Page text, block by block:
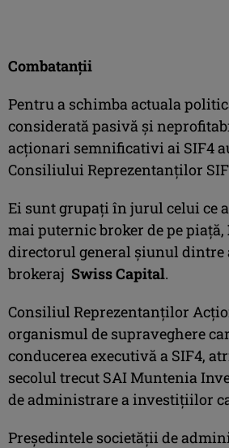
Combatanţii
Pentru a schimba actuala
considerată pasivă şi
acţionari semnificativi ai SIF4
Consiliului Reprezentanţilor
Ei sunt grupaţi în jurul celui ce
mai puternic broker de pe piaţă,
directorul general şiunul
brokeraj Swiss Capital.
Consiliul Reprezentanţilor
organismul de supraveghere
conducerea executivă a SIF4,
secolul trecut SAI Muntenia
de administrare a investiţiilor
Preşedintele societăţii de